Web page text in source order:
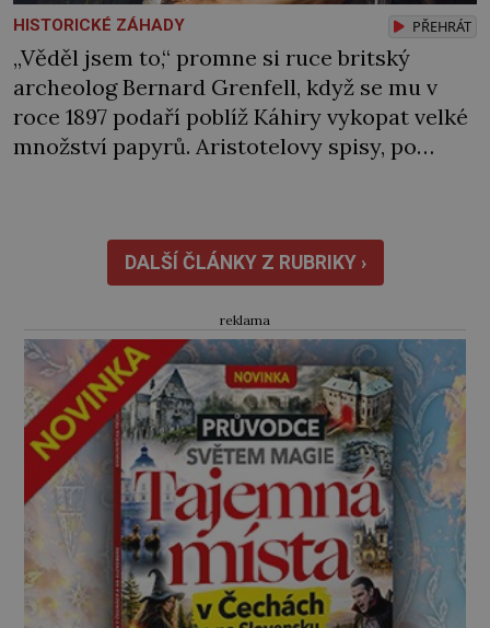
HISTORICKÉ ZÁHADY PŘEHRÁT
„Věděl jsem to,“ promne si ruce britský
archeolog Bernard Grenfell, když se mu v
roce 1897 podaří poblíž Káhiry vykopat velké
množství papyrů. Aristotelovy spisy, po
čele filozofa Aristotela (384–322 př. n. l.) se
rýsují drobné vrásky. Od rána […]
DALŠÍ ČLÁNKY Z RUBRIKY ›
reklama